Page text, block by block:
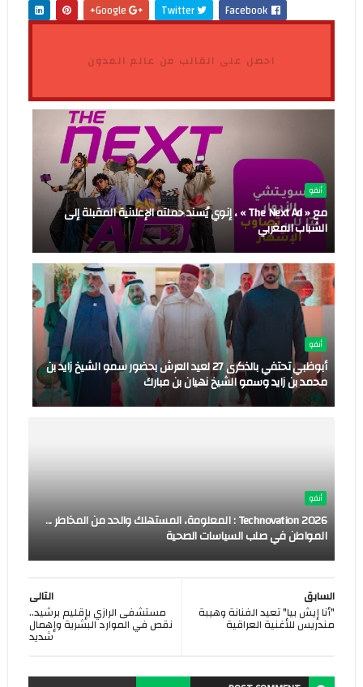
Facebook
Twitter
احصل على القالب من عالم المدون
أنفو
مع « The Next Ad » ، إنوي يُسند حملته الإعلانية المقبلة إلى
الشباب المغربي
أنفو
أبوظبي تحتفي بالذكرى 27 لعيد العرش بحضور سمو الشيخ زايد بن
محمد بن زايد وسمو الشيخ نهيان بن مبارك
أنفو
Technovation 2026 : المعلومة، المستهلك والحد من المخاطر ...
المواطن في صلب السياسات الصحية
التالى
مستشفى الرازي بإقليم برشيد..
نقص في الموارد البشرية وإهمال
شديد
السابق
"أنا إيش بيا" تعيد الفنانة وهيبة
مندريس للأغنية العراقية